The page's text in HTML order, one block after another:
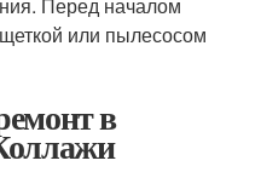
или пылесосом
в